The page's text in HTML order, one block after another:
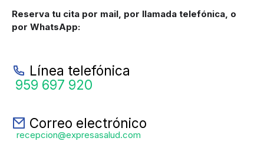
Reserva tu cita por mail, por llamada telefónica, o
por WhatsApp:
Línea telefónica
959 697 920
Correo electrónico
recepcion@expresasalud.com